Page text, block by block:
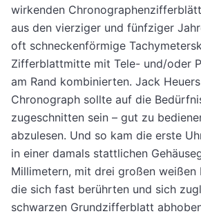
wirkenden
aus den vierziger und fünfziger
oft schneckenförmige
Zifferblattmitte mit Tele- und/oder
am Rand kombinierten. Jack
Chronograph sollte auf die
zugeschnitten sein – gut zu
abzulesen. Und so kam die erste
in einer damals stattlichen
Millimetern, mit drei großen
die sich fast berührten und sich
schwarzen Grundzifferblatt